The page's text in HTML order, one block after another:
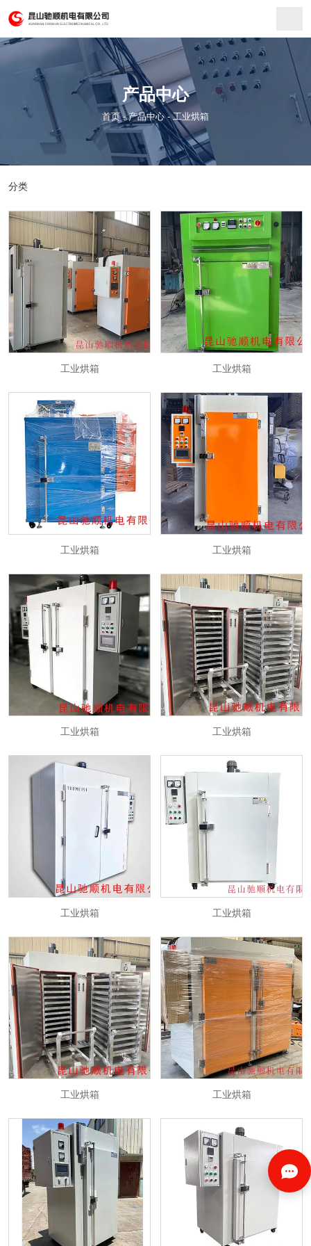
产品中心
首页-产品中心 -工业烘箱
隧道烘干炉-隧道烘箱 悬挂链烘干炉
加热器 输送线
工业烘箱 工业烘箱
工业烘箱
工业烘箱 工业烘箱
工业烘箱 工业烘箱
工业烘箱 工业烘箱
工业烘箱 工业烘箱
‹ 1 2
分类
工业烘箱 工业烘箱
工业烘箱 工业烘箱
工业烘箱 工业烘箱
工业烘箱 工业烘箱
工业烘箱 工业烘箱